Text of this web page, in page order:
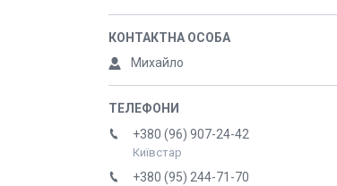
Михайло
+380 (96) 907-24-42
Київстар
+380 (95) 244-71-70